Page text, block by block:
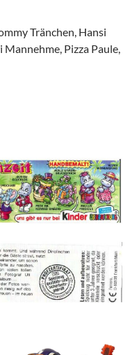
Tränchen, Hansi
Pizza Paule,